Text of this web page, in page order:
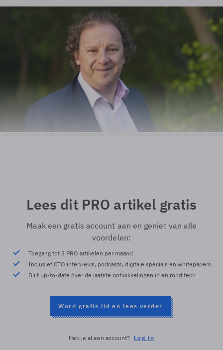
Lees dit PRO artikel gratis
Maak een gratis account aan en geniet van alle
voordelen:
Toegang tot 3 PRO artikelen per maand
Inclusief CTO interviews, podcasts, digitale specials en whitepapers
Blijf up-to-date over de laatste ontwikkelingen in en rond tech
Word gratis lid en lees verder
Heb je al een account? Log in